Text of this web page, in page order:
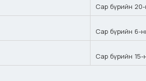
Сар бүрийн
Сар бүрийн 6-
Сар бүрийн 15-